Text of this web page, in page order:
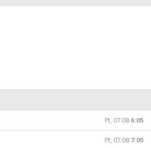
Pt, 07.08 6:05
Pt, 07.08 7:05